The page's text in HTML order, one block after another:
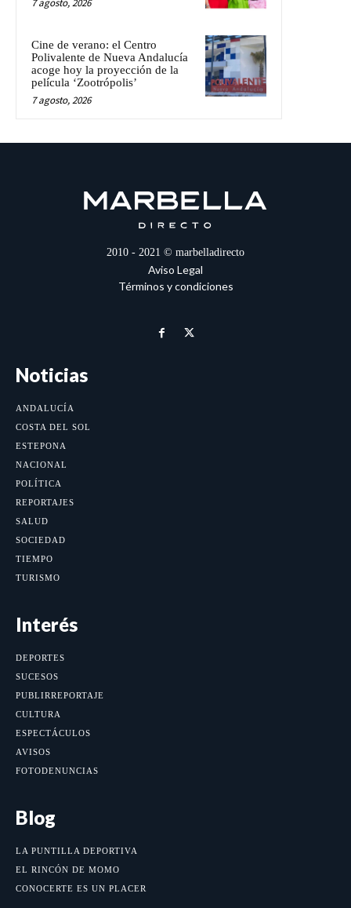
7 agosto, 2026
Cine de verano: el Centro
Polivalente de Nueva Andalucía
acoge hoy la proyección de la
película ‘Zootrópolis’
7 agosto, 2026
2010 - 2021 © marbelladirecto
Aviso Legal
Términos y condiciones
Noticias
ANDALUCÍA
COSTA DEL SOL
ESTEPONA
NACIONAL
POLÍTICA
REPORTAJES
SALUD
SOCIEDAD
TIEMPO
TURISMO
Interés
DEPORTES
SUCESOS
PUBLIRREPORTAJE
CULTURA
ESPECTÁCULOS
AVISOS
FOTODENUNCIAS
Blog
LA PUNTILLA DEPORTIVA
EL RINCÓN DE MOMO
CONOCERTE ES UN PLACER